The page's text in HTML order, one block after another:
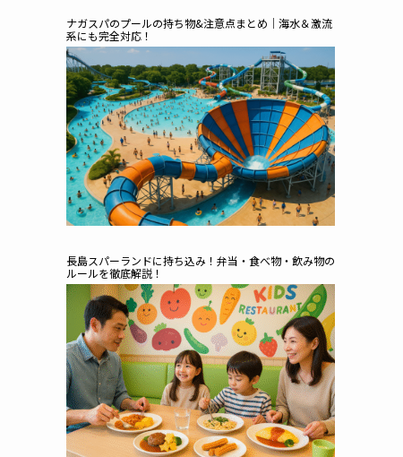
ナガスパのプールの持ち物&注意点まとめ｜海水＆激流
系にも完全対応！
長島スパーランドに持ち込み！弁当・食べ物・飲み物の
ルールを徹底解説！